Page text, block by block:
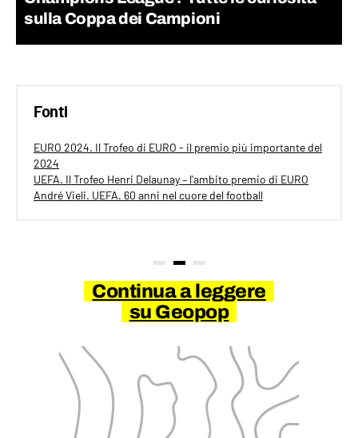
sulla Coppa dei Campioni
Fonti
EURO 2024. Il Trofeo di EURO - il premio più importante del
2024
UEFA. Il Trofeo Henri Delaunay – l'ambito premio di EURO
André Vieli. UEFA. 60 anni nel cuore del football
Continua a leggere
su Geopop